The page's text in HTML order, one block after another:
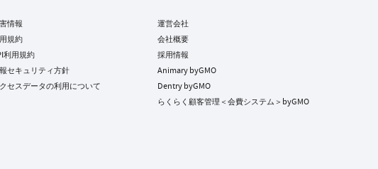
情報
規約
利用規約
セキュリティ方針
セスデータの利用について
運営会社
会社概要
採用情報
Animary byGMO
Dentry byGMO
らくらく顧客管理＜会費システム＞byGMO